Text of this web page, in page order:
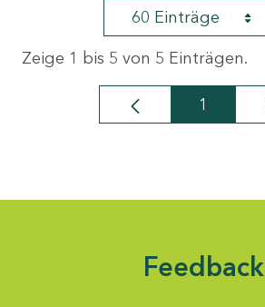
60 Einträge
Zeige 1 bis 5 von 5 Einträgen.
Seite
1
Feedback